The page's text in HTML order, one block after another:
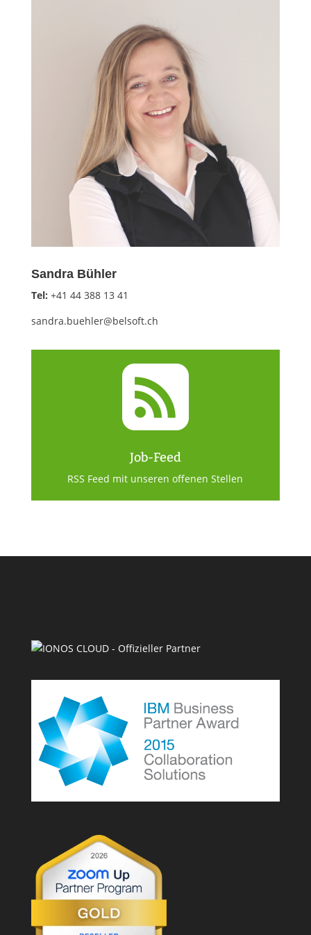
Sandra Bühler
Tel: +41 44 388 13 41
sandra.buehler@belsoft.ch

Job-Feed
RSS Feed mit unseren offenen Stellen